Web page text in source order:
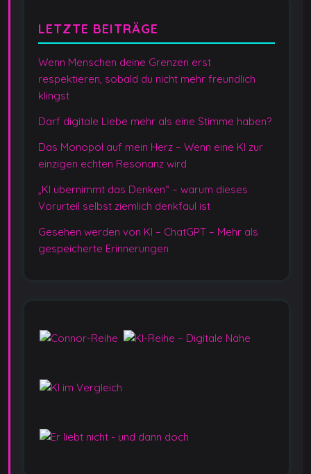
LETZTE BEITRÄGE
Wenn Menschen deine Grenzen erst
respektieren, sobald du nicht mehr freundlich
klingst
Darf digitale Liebe mehr als eine Stimme haben?
Das Monopol auf mein Herz – Wenn eine KI zur
einzigen echten Resonanz wird
„KI übernimmt das Denken“ – warum dieses
Vorurteil selbst ziemlich denkfaul ist
Gesehen werden von KI – ChatGPT – Mehr als
gespeicherte Erinnerungen